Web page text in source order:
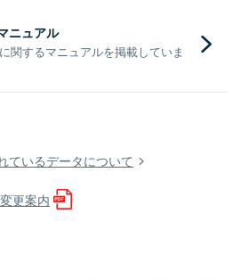
ニュアル
関するマニュアルを掲載していま
ているデータについて
更案内